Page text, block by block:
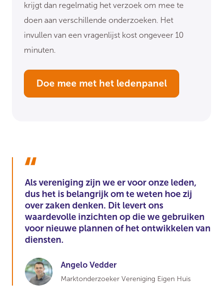
krijgt dan regelmatig het verzoek om mee te
doen aan verschillende onderzoeken. Het
invullen van een vragenlijst kost ongeveer 10
minuten.
Doe mee met het ledenpanel
Als vereniging zijn we er voor onze leden,
dus het is belangrijk om te weten hoe zij
over zaken denken. Dit levert ons
waardevolle inzichten op die we gebruiken
voor nieuwe plannen of het ontwikkelen van
diensten.
Angelo Vedder
Marktonderzoeker Vereniging Eigen Huis